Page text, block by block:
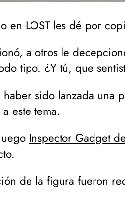
en LOST les dé por
a otros le
tipo. ¿Y tú, que
sido lanzada una
este tema.
Inspector Gadget
de la figura fueron